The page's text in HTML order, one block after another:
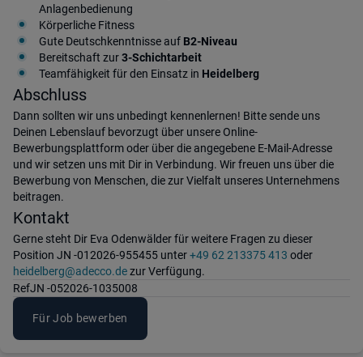
Anlagenbedienung
Körperliche Fitness
Gute Deutschkenntnisse auf B2-Niveau
Bereitschaft zur3-Schichtarbeit
Teamfähigkeit für den Einsatz in Heidelberg
Abschluss
Dann sollten wir uns unbedingt kennenlernen! Bitte sende uns
Deinen Lebenslauf bevorzugt über unsere Online-
Bewerbungsplattform oder über die angegebene E-Mail-Adresse
und wir setzen uns mit Dir in Verbindung. Wir freuen uns über die
Bewerbung von Menschen, die zur Vielfalt unseres Unternehmens
beitragen.
Kontakt
Gerne steht Dir Eva Odenwälder für weitere Fragen zu dieser
Position JN -012026-955455 unter+49 62 213375 413 oder
heidelberg@adecco.dezur Verfügung.
RefJN -052026-1035008
Für Job bewerben